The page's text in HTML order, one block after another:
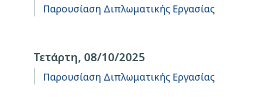
Παρουσίαση Διπλωματικής Εργασίας
Τετάρτη, 08/10/2025
Παρουσίαση Διπλωματικής Εργασίας